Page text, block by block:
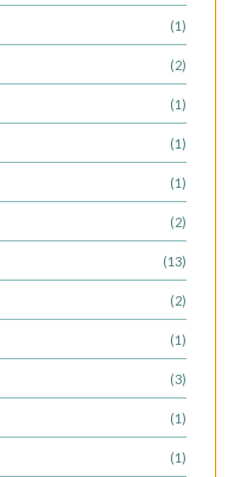
(1)
(2)
(1)
(1)
(1)
(2)
(13)
(2)
(1)
(3)
(1)
(1)